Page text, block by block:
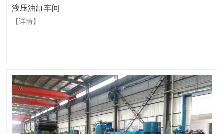
液压油缸车间
【详情】